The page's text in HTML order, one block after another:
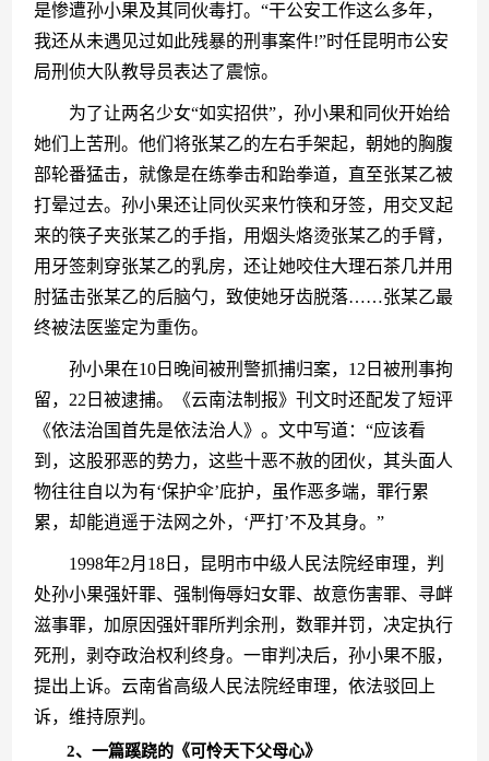
是惨遭孙小果及其同伙毒打。“干公安工作这么多年，
我还从未遇见过如此残暴的刑事案件!”时任昆明市公安
局刑侦大队教导员表达了震惊。
为了让两名少女“如实招供”，孙小果和同伙开始给
她们上苦刑。他们将张某乙的左右手架起，朝她的胸腹
部轮番猛击，就像是在练拳击和跆拳道，直至张某乙被
打晕过去。孙小果还让同伙买来竹筷和牙签，用交叉起
来的筷子夹张某乙的手指，用烟头烙烫张某乙的手臂，
用牙签刺穿张某乙的乳房，还让她咬住大理石茶几并用
肘猛击张某乙的后脑勺，致使她牙齿脱落……张某乙最
终被法医鉴定为重伤。
孙小果在10日晚间被刑警抓捕归案，12日被刑事拘
留，22日被逮捕。《云南法制报》刊文时还配发了短评
《依法治国首先是依法治人》。文中写道：“应该看
到，这股邪恶的势力，这些十恶不赦的团伙，其头面人
物往往自以为有‘保护伞’庇护，虽作恶多端，罪行累
累，却能逍遥于法网之外，‘严打’不及其身。”
1998年2月18日，昆明市中级人民法院经审理，判
处孙小果强奸罪、强制侮辱妇女罪、故意伤害罪、寻衅
滋事罪，加原因强奸罪所判余刑，数罪并罚，决定执行
死刑，剥夺政治权利终身。一审判决后，孙小果不服，
提出上诉。云南省高级人民法院经审理，依法驳回上
诉，维持原判。
2、一篇蹊跷的《可怜天下父母心》